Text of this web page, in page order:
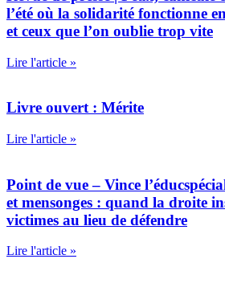
l’été où la solidarité fonctionne
et ceux que l’on oublie trop vite
Lire l'article »
Livre ouvert : Mérite
Lire l'article »
Point de vue – Vince
et mensonges : quand la droite
victimes au lieu de défendre
Lire l'article »